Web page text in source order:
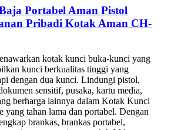
Portabel Aman Pistol
Pribadi Kotak Aman CH-
kotak kunci buka-kunci yang
kunci berkualitas tinggi yang
dengan dua kunci. Lindungi pistol,
sensitif, pusaka, kartu media,
berharga lainnya dalam Kotak Kunci
yang tahan lama dan portabel. Dengan
brankas, brankas portabel,